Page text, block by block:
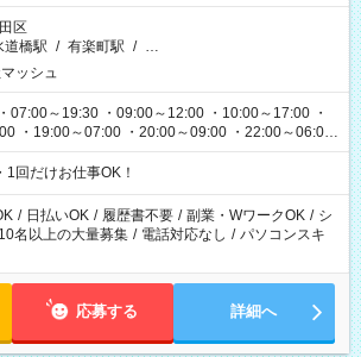
区
道橋駅 / 有楽町駅 / …
ッシュ
07:00～19:30 ・09:00～12:00 ・10:00～17:00 ・
・19:00～07:00 ・20:00～09:00 ・22:00～06:00
介！ ※シフトは
1回だけお仕事OK！
/ 日払いOK / 履歴書不要 / 副業・WワークOK / シ
10名以上の大量募集 / 電話対応なし / パソコンスキ
応募する 詳細へ